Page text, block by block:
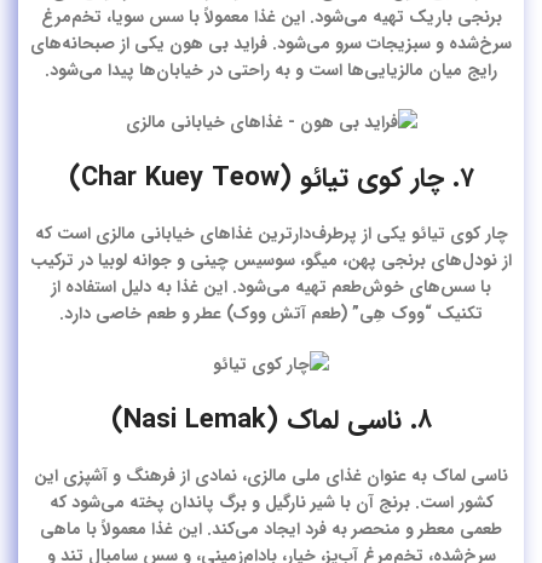
برنجی باریک تهیه می‌شود. این غذا معمولاً با سس سویا، تخم‌مرغ
سرخ‌شده و سبزیجات سرو می‌شود. فراید بی هون یکی از صبحانه‌های
رایج میان مالزیایی‌ها است و به راحتی در خیابان‌ها پیدا می‌شود.
۷. چار کوی تیائو (Char Kuey Teow)
چار کوی تیائو یکی از پرطرف‌دارترین غذاهای خیابانی مالزی است که
از نودل‌های برنجی پهن، میگو، سوسیس چینی و جوانه لوبیا در ترکیب
با سس‌های خوش‌طعم تهیه می‌شود. این غذا به دلیل استفاده از
تکنیک “ووک هِی” (طعم آتش ووک) عطر و طعم خاصی دارد.
۸. ناسی لماک (Nasi Lemak)
ناسی لماک به عنوان غذای ملی مالزی، نمادی از فرهنگ و آشپزی این
کشور است. برنج آن با شیر نارگیل و برگ پاندان پخته می‌شود که
طعمی معطر و منحصر به فرد ایجاد می‌کند. این غذا معمولاً با ماهی
سرخ‌شده، تخم‌مرغ آب‌پز، خیار، بادام‌زمینی، و سس سامبال تند و